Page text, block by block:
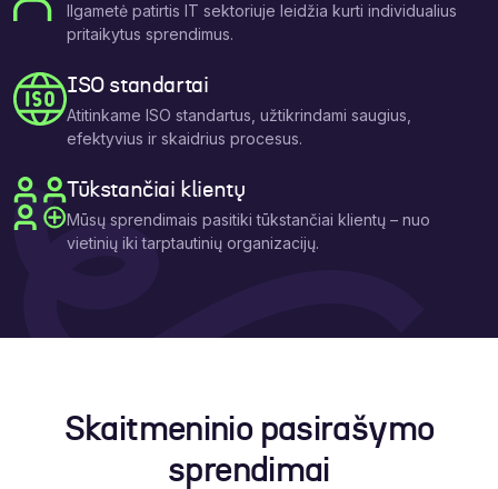
Ilgametė patirtis IT sektoriuje leidžia kurti individualius
pritaikytus sprendimus.
ISO standartai
Atitinkame ISO standartus, užtikrindami saugius,
efektyvius ir skaidrius procesus.
Tūkstančiai klientų
Mūsų sprendimais pasitiki tūkstančiai klientų – nuo
vietinių iki tarptautinių organizacijų.
Skaitmeninio pasirašymo
sprendimai